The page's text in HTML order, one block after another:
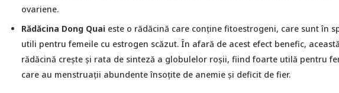
ovariene.
Rădăcina Dong Quaieste o rădăcină care conține fitoestrogeni, care sunt în
utili pentru femeile cu estrogen scăzut. În afară de acest efect benefic, această
rădăcină crește și rata de sinteză a globulelor roșii, fiind foarte utilă pentru
care au menstruații abundente însoțite de anemie și deficit de fier.